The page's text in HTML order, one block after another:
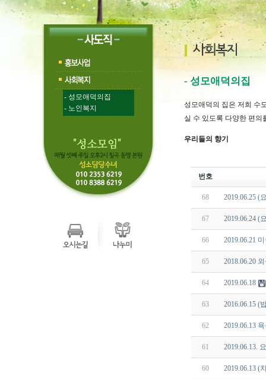
- 성모애덕의집
- 노인복지
- 성모애덕의집
성모애덕의 집은 저희 수
실 수 있도록 다양한 편의
우리들의 향기
번호
68 2019.06.25 (
67 2019.06.24 (
66 2019.06.21
65 2018.06.20
64 2019.06.18
63 2016.06.15 (
62 2019.06.13
61 2019.06.13.
60 2019.06.13 (